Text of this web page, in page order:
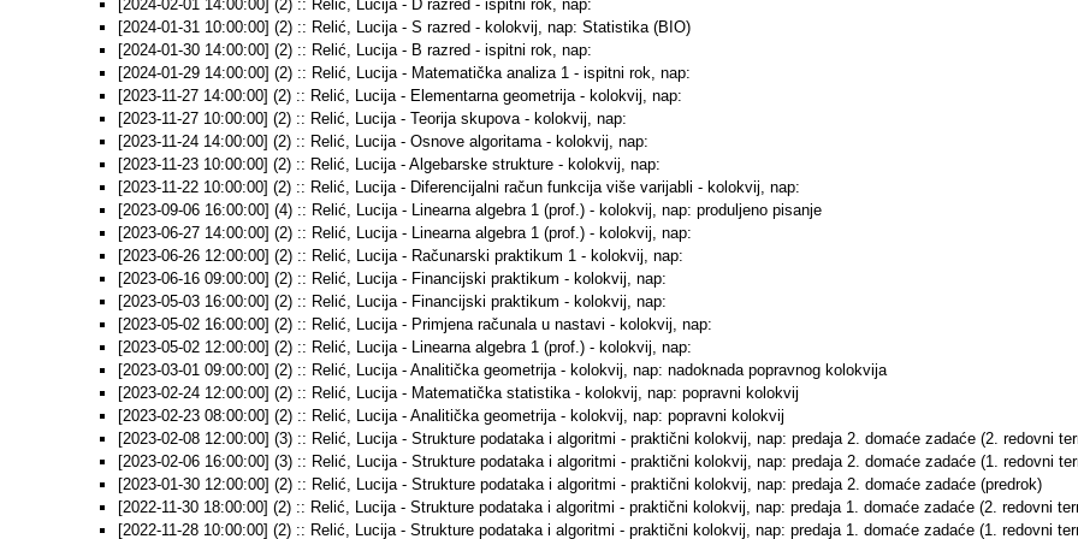
[2024-02-01 14:00:00] (2) :: Relić, Lucija - D razred - ispitni rok, nap:
[2024-01-31 10:00:00] (2) :: Relić, Lucija - S razred - kolokvij, nap: Statistika (BIO)
[2024-01-30 14:00:00] (2) :: Relić, Lucija - B razred - ispitni rok, nap:
[2024-01-29 14:00:00] (2) :: Relić, Lucija - Matematička analiza 1 - ispitni rok, nap:
[2023-11-27 14:00:00] (2) :: Relić, Lucija - Elementarna geometrija - kolokvij, nap:
[2023-11-27 10:00:00] (2) :: Relić, Lucija - Teorija skupova - kolokvij, nap:
[2023-11-24 14:00:00] (2) :: Relić, Lucija - Osnove algoritama - kolokvij, nap:
[2023-11-23 10:00:00] (2) :: Relić, Lucija - Algebarske strukture - kolokvij, nap:
[2023-11-22 10:00:00] (2) :: Relić, Lucija - Diferencijalni račun funkcija više varijabli - kolokvij, nap:
[2023-09-06 16:00:00] (4) :: Relić, Lucija - Linearna algebra 1 (prof.) - kolokvij, nap: produljeno pisanje
[2023-06-27 14:00:00] (2) :: Relić, Lucija - Linearna algebra 1 (prof.) - kolokvij, nap:
[2023-06-26 12:00:00] (2) :: Relić, Lucija - Računarski praktikum 1 - kolokvij, nap:
[2023-06-16 09:00:00] (2) :: Relić, Lucija - Financijski praktikum - kolokvij, nap:
[2023-05-03 16:00:00] (2) :: Relić, Lucija - Financijski praktikum - kolokvij, nap:
[2023-05-02 16:00:00] (2) :: Relić, Lucija - Primjena računala u nastavi - kolokvij, nap:
[2023-05-02 12:00:00] (2) :: Relić, Lucija - Linearna algebra 1 (prof.) - kolokvij, nap:
[2023-03-01 09:00:00] (2) :: Relić, Lucija - Analitička geometrija - kolokvij, nap: nadoknada popravnog kolokvija
[2023-02-24 12:00:00] (2) :: Relić, Lucija - Matematička statistika - kolokvij, nap: popravni kolokvij
[2023-02-23 08:00:00] (2) :: Relić, Lucija - Analitička geometrija - kolokvij, nap: popravni kolokvij
[2023-02-08 12:00:00] (3) :: Relić, Lucija - Strukture podataka i algoritmi - praktični kolokvij, nap: predaja 2. domaće zadaće (2. redovni
[2023-02-06 16:00:00] (3) :: Relić, Lucija - Strukture podataka i algoritmi - praktični kolokvij, nap: predaja 2. domaće zadaće (1. redovni
[2023-01-30 12:00:00] (2) :: Relić, Lucija - Strukture podataka i algoritmi - praktični kolokvij, nap: predaja 2. domaće zadaće (predrok)
[2022-11-30 18:00:00] (2) :: Relić, Lucija - Strukture podataka i algoritmi - praktični kolokvij, nap: predaja 1. domaće zadaće (2. redovni
[2022-11-28 10:00:00] (2) :: Relić, Lucija - Strukture podataka i algoritmi - praktični kolokvij, nap: predaja 1. domaće zadaće (1. redovni